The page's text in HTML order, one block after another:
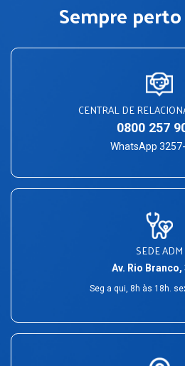
Sempre
CENTRAL DE
0800 257
WhatsApp
SEDE ADM
Av. Rio Branco,
Seg a qui, 8h às 18h.